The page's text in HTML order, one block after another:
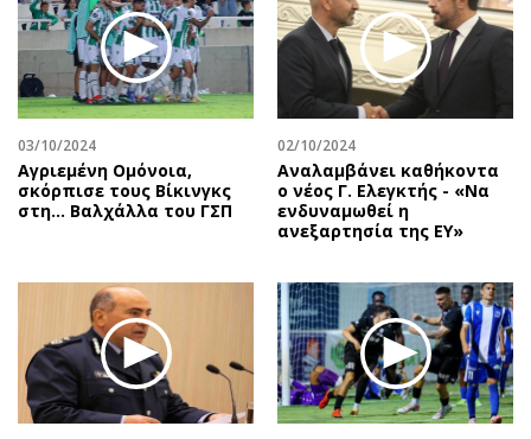
Δημοσκοπήσεις
Διπλωματία
Αθλητισμός
Κύπρος
Ελλάδα
Διεθνή
Κληρώσεις Allwyn
Οικονομία
Real Estate
Επιχειρήσεις
Αγορές
Money Review
Ζητούν εργασία
Θέσεις εργασίας
Νέα
Κινητά-tablets
Social
Αυτοκίνηση
Πολιτική
Οικονομία
Γενικά
Αναδρομές
Πρόσωπα
03/10/2024
Αγριεμένη Ομόνοια,
σκόρπισε τους Βίκινγκς
στη… Βαλχάλλα του ΓΣΠ
02/10/2024
Αναλαμβάνει καθήκοντα
ο νέος Γ. Ελεγκτής - «Να
ενδυναμωθεί η
ανεξαρτησία της ΕΥ»